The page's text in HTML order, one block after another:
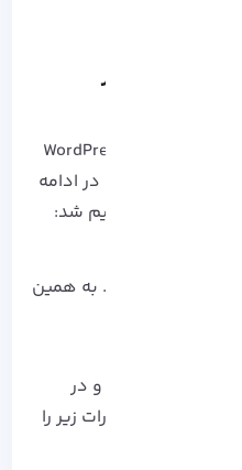
آپلود در
آپلود در
WordPress
فایل هستند. در ادامه
آشنا خواهیم شد:
تغییر می کند. به همین
شوید، در قسمت
بروید، و در
کنید. بعد دستورات زیر را